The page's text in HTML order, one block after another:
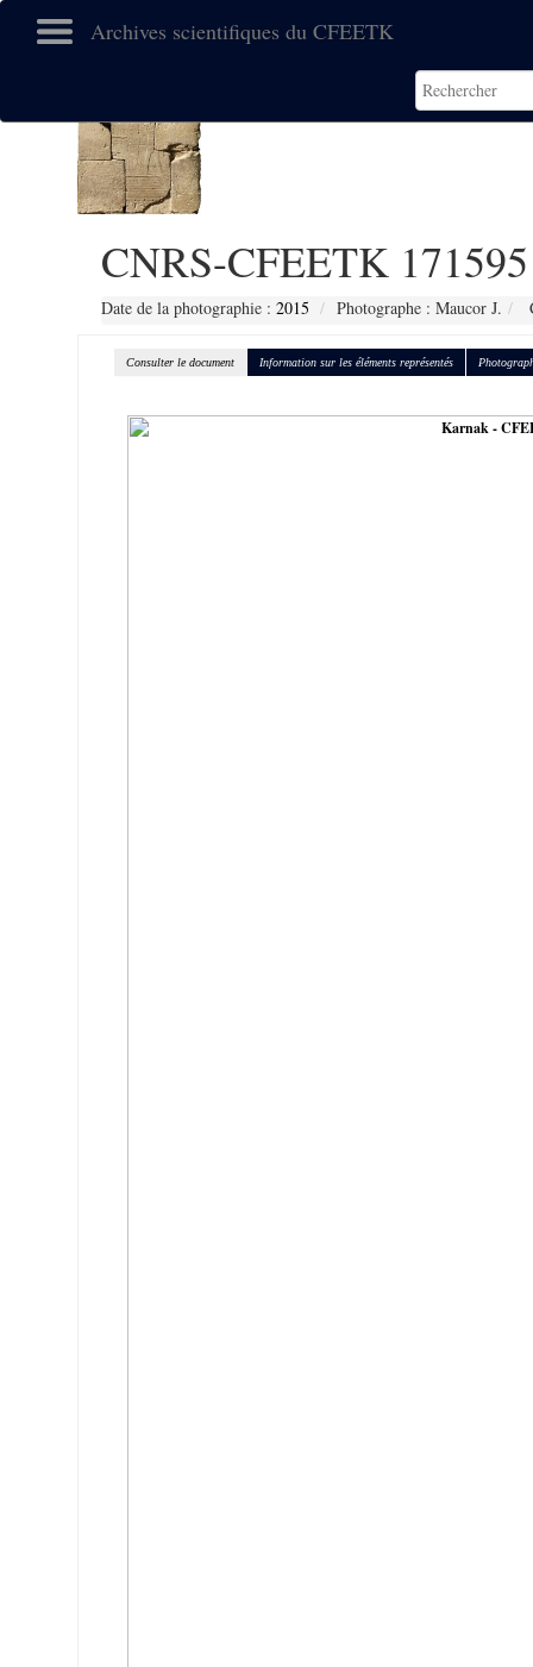
Archives scientifiques du CFEETK
CNRS-CFEETK 171595
Date de la photographie : 2015 Photographe : Maucor J.
Consulter le document Information sur les éléments représentés